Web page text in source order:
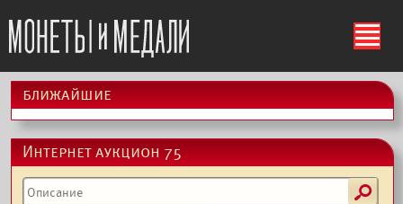
ś
ближайшие
Интернет аукцион 75
s